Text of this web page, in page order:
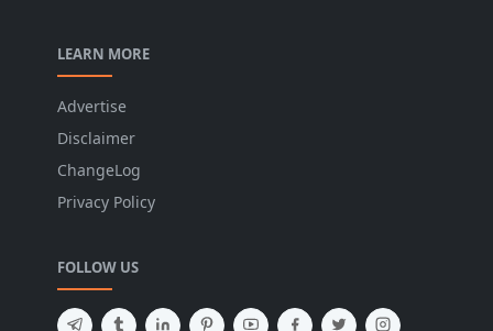
LEARN MORE
Advertise
Disclaimer
ChangeLog
Privacy Policy
FOLLOW US